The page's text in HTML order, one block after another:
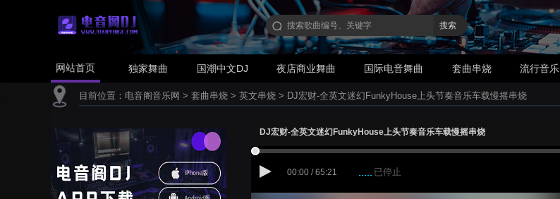
搜索
网站首页 独家舞曲 国潮中文DJ 夜店商业舞曲 国际电音舞曲 套曲串烧 流行音乐
目前位置： 电音阁音乐网 > 套曲串烧 > 英文串烧 > DJ宏财-全英文迷幻FunkyHouse上头节奏音乐车载慢摇串烧
DJ宏财-全英文迷幻FunkyHouse上头节奏音乐车载慢摇串烧
00:00 / 65:21 已停止